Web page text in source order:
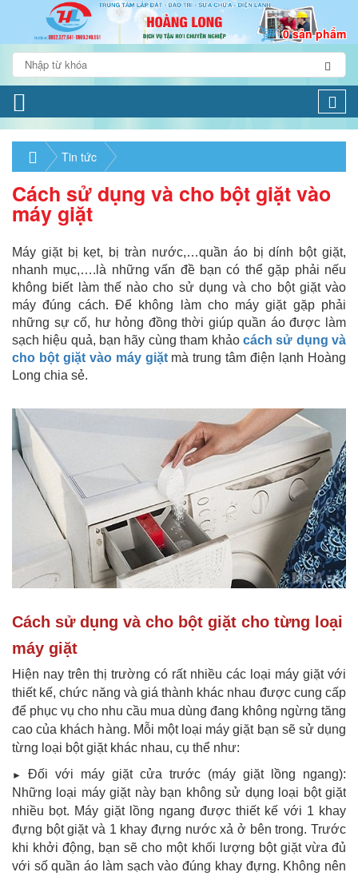
0 sản phẩm
Tin tức
Cách sử dụng và cho bột giặt vào
máy giặt
Máy giặt bị kẹt, bị tràn nước,…quần áo bị dính bột giặt,
nhanh mục,….là những vấn đề bạn có thể gặp phải nếu
không biết làm thế nào cho sử dụng và cho bột giặt vào
máy đúng cách. Để không làm cho máy giặt gặp phải
những sự cố, hư hỏng đồng thời giúp quần áo được làm
sạch hiệu quả, bạn hãy cùng tham khảo cách sử dụng và
cho bột giặt vào máy giặtmà trung tâm điện lạnh Hoàng
Long chia sẻ.
Cách sử dụng và cho bột giặt cho từng loại
máy giặt
Hiện nay trên thị trường có rất nhiều các loại máy giặt với
thiết kế, chức năng và giá thành khác nhau được cung cấp
để phục vụ cho nhu cầu mua dùng đang không ngừng tăng
cao của khách hàng. Mỗi một loại máy giặt bạn sẽ sử dụng
từng loại bột giặt khác nhau, cụ thể như:
► Đối với máy giặt cửa trước (máy giặt lồng ngang):
Những loại máy giặt này bạn không sử dụng loại bột giặt
nhiều bọt. Máy giặt lồng ngang được thiết kế với 1 khay
đựng bột giặt và 1 khay đựng nước xả ở bên trong. Trước
khi khởi động, bạn sẽ cho một khối lượng bột giặt vừa đủ
với số quần áo làm sạch vào đúng khay đựng. Không nên